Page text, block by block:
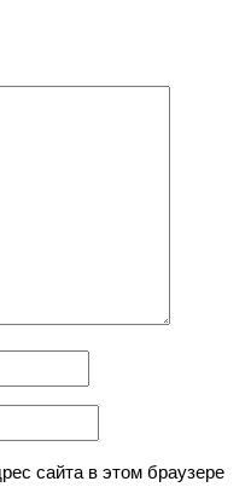
сайта в этом браузере